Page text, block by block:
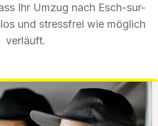
Ihr Umzug nach Esch-sur-
und stressfrei wie möglich
verläuft.